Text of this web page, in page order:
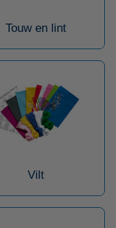
Touw en lint
Vilt